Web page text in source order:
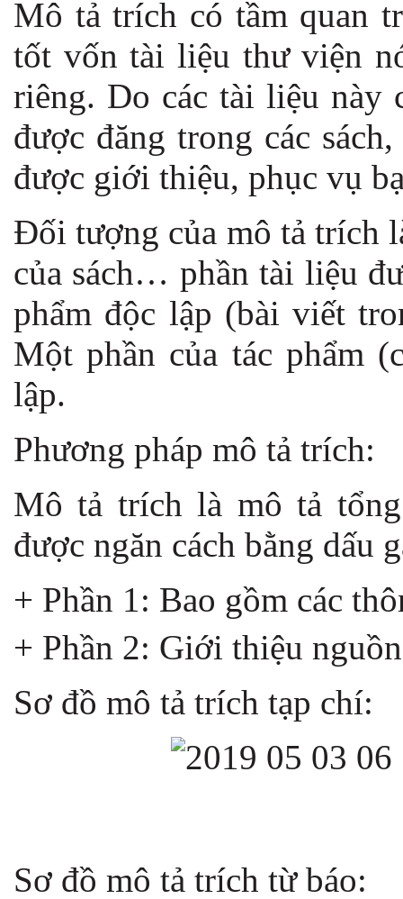
Mô tả trích có tầm quan
tốt vốn tài liệu thư viện
riêng. Do các tài liệu này
được đăng trong các
được giới thiệu, phục vụ
Đối tượng của mô tả trích
của sách… phần tài liệu
phẩm độc lập (bài viết
Một phần của tác phẩm
lập.
Phương pháp mô tả trích:
Mô tả trích là mô tả
được ngăn cách bằng dấu
+ Phần 1: Bao gồm các
+ Phần 2: Giới thiệu
Sơ đồ mô tả trích tạp chí:
Sơ đồ mô tả trích từ báo: